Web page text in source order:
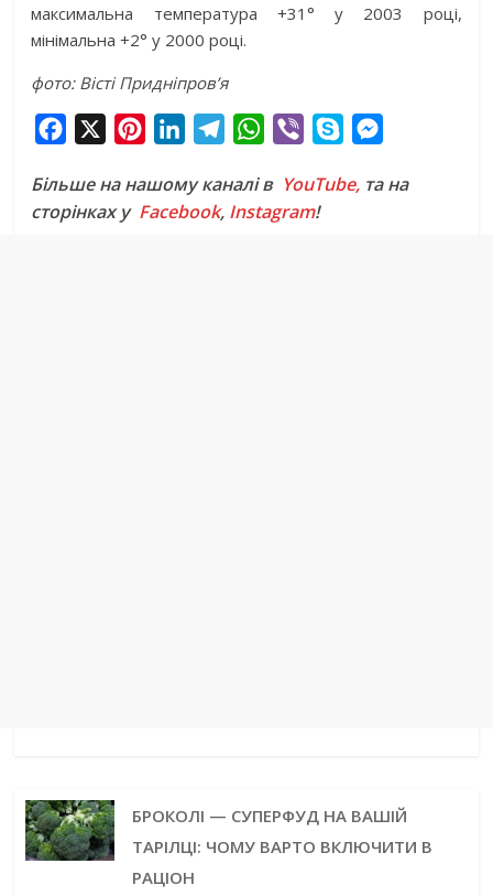
максимальна температура +31° у 2003 році,
мінімальна +2° у 2000 році.
фото: Вісті Придніпров’я
c
e
n
t
n
k
l
e
W
a
t
b
e
y
s
Більше на нашому каналі в YouTube, та на
сторінках у Facebook, Instagram!
БРОКОЛІ — СУПЕРФУД НА ВАШІЙ
ТАРІЛЦІ: ЧОМУ ВАРТО ВКЛЮЧИТИ В
РАЦІОН